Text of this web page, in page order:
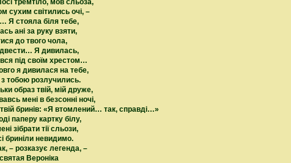
тремтіло, мов сльоза,
сухим світились очі, –
Я стояла біля тебе,
ані за руку взяти,
до твого чола,
Я дивилась,
під своїм хрестом…
я дивилася на тебе,
з тобою розлучились.
образ твій, мій друже,
мені в безсонні ночі,
бринів: «Я втомлений… так, справді…»
паперу картку білу,
зібрати тії сльози,
бриніли невидимо.
– розказує легенда, –
Вероніка